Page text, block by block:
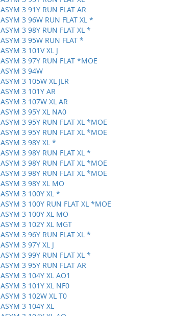
3 91Y RUN FLAT AR
3 96W RUN FLAT XL *
3 98Y RUN FLAT XL *
3 95W RUN FLAT *
3 101V XL J
3 97Y RUN FLAT *MOE
3 94W
3 105W XL JLR
3 101Y AR
3 107W XL AR
3 95Y XL NA0
3 95Y RUN FLAT XL *MOE
3 95Y RUN FLAT XL *MOE
3 98Y XL *
3 98Y RUN FLAT XL *
3 98Y RUN FLAT XL *MOE
3 98Y RUN FLAT XL *MOE
3 98Y XL MO
3 100Y XL *
3 100Y RUN FLAT XL *MOE
3 100Y XL MO
3 102Y XL MGT
3 96Y RUN FLAT XL *
3 97Y XL J
3 99Y RUN FLAT XL *
3 95Y RUN FLAT AR
3 104Y XL AO1
3 101Y XL NF0
3 102W XL T0
3 104Y XL